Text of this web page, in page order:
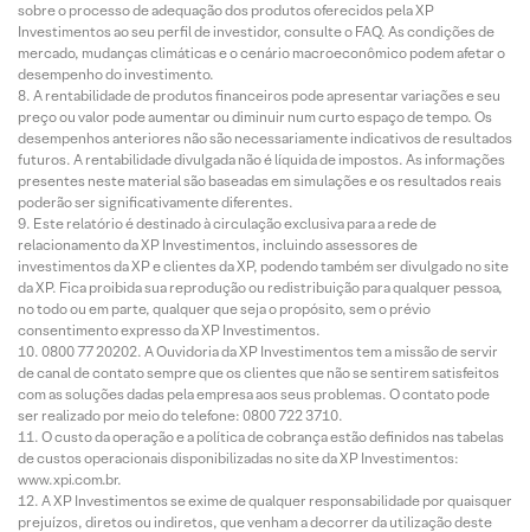
sobre o processo de adequação dos produtos oferecidos pela XP
Investimentos ao seu perfil de investidor, consulte o FAQ. As condições de
mercado, mudanças climáticas e o cenário macroeconômico podem afetar o
desempenho do investimento.
A rentabilidade de produtos financeiros pode apresentar variações e seu
preço ou valor pode aumentar ou diminuir num curto espaço de tempo. Os
desempenhos anteriores não são necessariamente indicativos de resultados
futuros. A rentabilidade divulgada não é líquida de impostos. As informações
presentes neste material são baseadas em simulações e os resultados reais
poderão ser significativamente diferentes.
Este relatório é destinado à circulação exclusiva para a rede de
relacionamento da XP Investimentos, incluindo assessores de
investimentos da XP e clientes da XP, podendo também ser divulgado no site
da XP. Fica proibida sua reprodução ou redistribuição para qualquer pessoa,
no todo ou em parte, qualquer que seja o propósito, sem o prévio
consentimento expresso da XP Investimentos.
0800 77 20202. A Ouvidoria da XP Investimentos tem a missão de servir
de canal de contato sempre que os clientes que não se sentirem satisfeitos
com as soluções dadas pela empresa aos seus problemas. O contato pode
ser realizado por meio do telefone: 0800 722 3710.
O custo da operação e a política de cobrança estão definidos nas tabelas
de custos operacionais disponibilizadas no site da XP Investimentos:
www.xpi.com.br.
A XP Investimentos se exime de qualquer responsabilidade por quaisquer
prejuízos, diretos ou indiretos, que venham a decorrer da utilização deste